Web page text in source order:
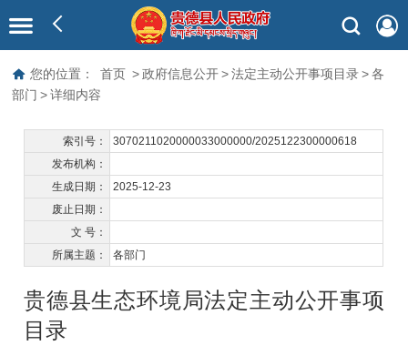
您的位置： 首页 > 政府信息公开 > 法定主动公开事项目录 > 各
部门 > 详细内容
索引号：
3070211020000033000000/2025122300000618
发布机构：
生成日期：
2025-12-23
废止日期：
文 号：
所属主题：
各部门
贵德县生态环境局法定主动公开事项
目录